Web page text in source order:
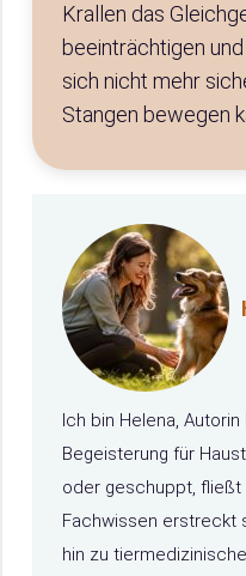
Krallen das
beeinträchtigen
sich nicht mehr
Stangen bewegen
Ich bin Helena,
Begeisterung für
oder geschuppt, fließt
Fachwissen erstreckt
hin zu